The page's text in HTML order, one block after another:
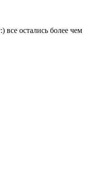
все остались более чем